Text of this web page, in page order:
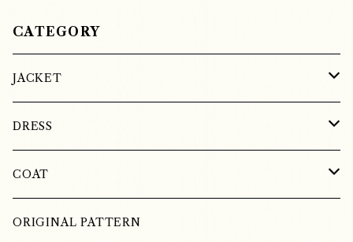
CATEGORY
JACKET
SILK
COTTON
LINEN
DRESS
SILK
LINEN
COAT
WOOL
ORIGINAL PATTERN